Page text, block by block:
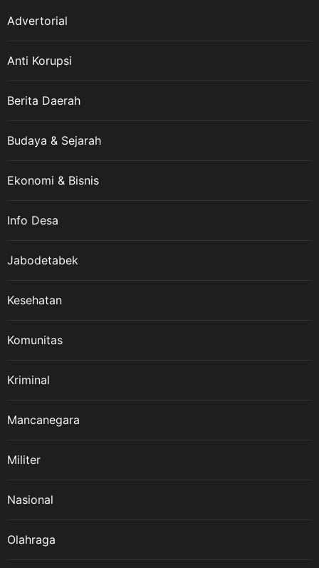
Advertorial
Anti Korupsi
Berita Daerah
Budaya & Sejarah
Ekonomi & Bisnis
Info Desa
Jabodetabek
Kesehatan
Komunitas
Kriminal
Mancanegara
Militer
Nasional
Olahraga